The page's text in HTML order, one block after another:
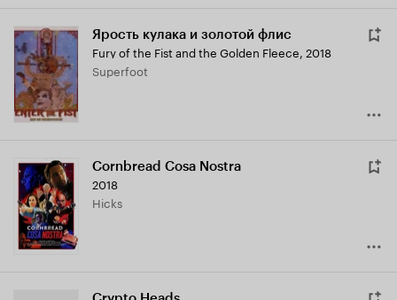
Ярость кулака и золотой флис
Fury of the Fist and the Golden Fleece, 2018
Superfoot
Cornbread Cosa Nostra
2018
Hicks